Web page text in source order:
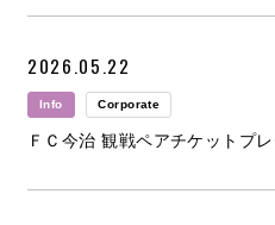
2026.05.22
Info Corporate
ＦＣ今治 観戦ペアチケットプ